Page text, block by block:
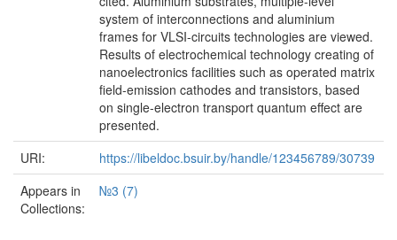
system of interconnections and aluminium
frames for VLSI-circuits technologies are viewed.
Results of electrochemical technology creating of
nanoelectronics facilities such as operated matrix
field-emission cathodes and transistors, based
on single-electron transport quantum effect are
presented.
URI:
https://libeldoc.bsuir.by/handle/123456789/30739
Appears in
Collections:
№3 (7)